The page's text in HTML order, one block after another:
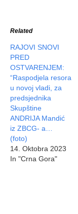
Related
RAJOVI SNOVI
PRED
OSTVARENJEM:
“Raspodjela resora
u novoj vladi, za
predsjednika
Skupštine
ANDRIJA Mandić
iz ZBCG- a…
(foto)
14. Oktobra 2023
In "Crna Gora"